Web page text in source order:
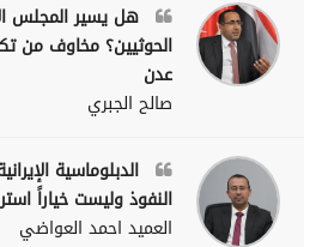
هل يسير المجلس
الحوثيين؟ مخاوف من
عدن
صالح الجبري
الدبلوماسية
النفوذ وليست خياراً
العميد احمد العواضي